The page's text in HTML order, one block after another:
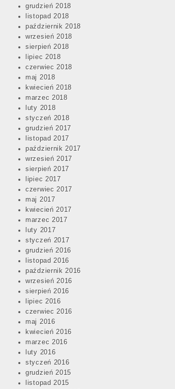
grudzień 2018
listopad 2018
październik 2018
wrzesień 2018
sierpień 2018
lipiec 2018
czerwiec 2018
maj 2018
kwiecień 2018
marzec 2018
luty 2018
styczeń 2018
grudzień 2017
listopad 2017
październik 2017
wrzesień 2017
sierpień 2017
lipiec 2017
czerwiec 2017
maj 2017
kwiecień 2017
marzec 2017
luty 2017
styczeń 2017
grudzień 2016
listopad 2016
październik 2016
wrzesień 2016
sierpień 2016
lipiec 2016
czerwiec 2016
maj 2016
kwiecień 2016
marzec 2016
luty 2016
styczeń 2016
grudzień 2015
listopad 2015